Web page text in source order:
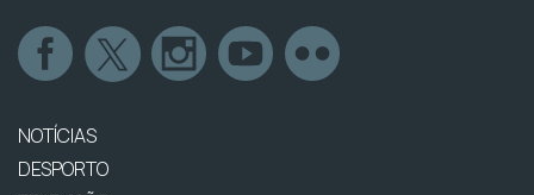
NOTÍCIAS
DESPORTO